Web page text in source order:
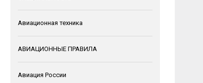
Авиационная техника
АВИАЦИОННЫЕ ПРАВИЛА
Авиация России